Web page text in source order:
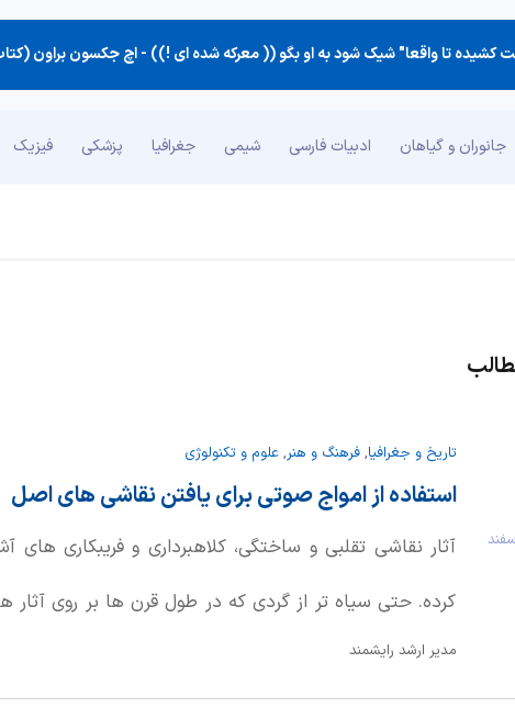
تا واقعا" شیك شود به او بگو (( معركه شده ای !)) -اچ جکسون براون (کتاب
جانوران و گیاهان ادبیات فارسی شیمی جغرافیا پزشکی فیزیک
23 اسفند
تاریخ و جغرافیا,فرهنگ و هنر,علوم و تکنولوژی
استفاده از امواج صوتی برای یافتن نقاشی های اصل
آثار نقاشی تقلبی و ساختگی، كلاهبرداری و فریبكاری های
كرده. حتی سیاه تر از گردی كه در طول قرن ها بر روی آثار
كرده است. با تمام اینها رسیدن به كنه یك اثر هنری و
مدیر ارشد رایشمند